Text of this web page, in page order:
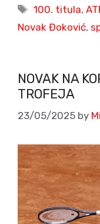
Tags
100. titula,
Novak Đoković,
NOVAK NA
TROFEJA
23/05/2025 by